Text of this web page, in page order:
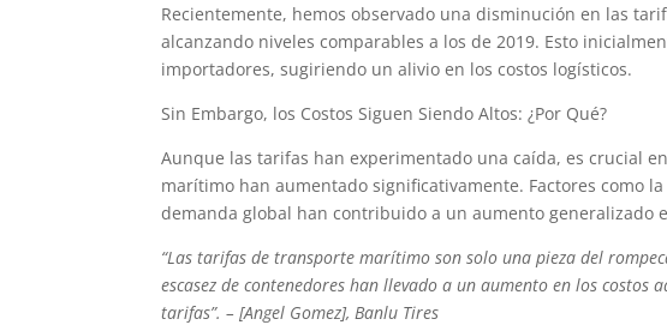
Recientemente, hemos observado una disminución en las
alcanzando niveles comparables a los de 2019. Esto
importadores, sugiriendo un alivio en los costos logísticos.
Sin Embargo, los Costos Siguen Siendo Altos: ¿Por Qué?
Aunque las tarifas han experimentado una caída, es crucial
marítimo han aumentado significativamente. Factores como
demanda global han contribuido a un aumento generalizado
“Las tarifas de transporte marítimo son solo una pieza del
escasez de contenedores han llevado a un aumento en los
tarifas”. – [Angel Gomez], Banlu Tires